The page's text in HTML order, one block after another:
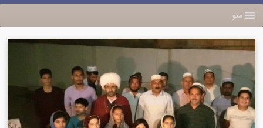
منو